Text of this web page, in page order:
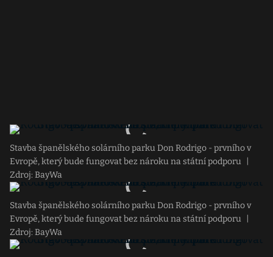
Stavba španělského solárního parku Don Rodrigo - prvního v
Evropě, který bude fungovat bez nároku na státní podporu
Zdroj: BayWa
Stavba španělského solárního parku Don Rodrigo - prvního v
Evropě, který bude fungovat bez nároku na státní podporu
Zdroj: BayWa